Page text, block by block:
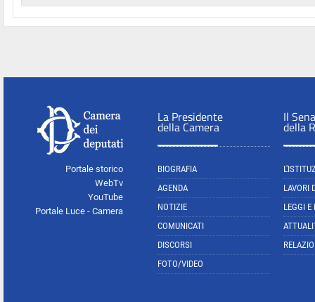
Portale storico
WebTv
YouTube
Portale Luce - Camera
La Presidente
della Camera
BIOGRAFIA
AGENDA
NOTIZIE
COMUNICATI
DISCORSI
FOTO/VIDEO
Il
della
LAVORI
LEGGI E